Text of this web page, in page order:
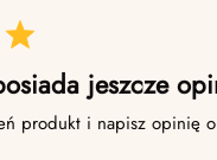
jeszcze
produkt i napisz opinię